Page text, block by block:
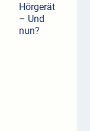
Hörgerät
– Und
nun?